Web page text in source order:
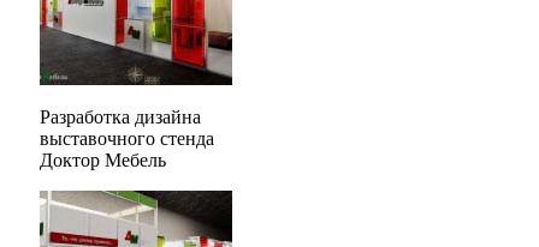
Разработка дизайна
выставочного стенда
Доктор Мебель